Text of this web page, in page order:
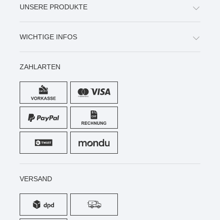
UNSERE PRODUKTE
WICHTIGE INFOS
ZAHLARTEN
VERSAND